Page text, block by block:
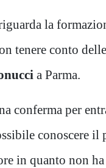
la
tenere conto
a Parma.
conferma per
conoscere il
in quanto non